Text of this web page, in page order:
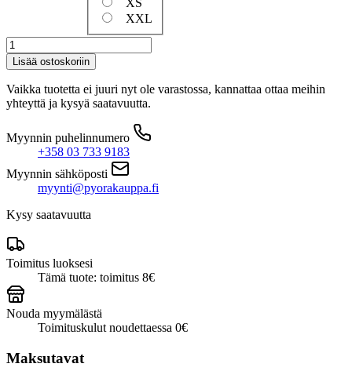
XS
XXL
Specialized
Men's
Wordmark
Short
Sleeve
T-
birch
määrä
Lisää ostoskoriin
Vaikka tuotetta ei juuri nyt ole varastossa, kannattaa ottaa meihin
yhteyttä ja kysyä saatavuutta.
Myynnin puhelinnumero
+358 03 733 9183
Myynnin sähköposti
myynti@pyorakauppa.fi
Kysy saatavuutta
Toimitus luoksesi
Tämä tuote: toimitus 8€
Nouda myymälästä
Toimituskulut noudettaessa 0€
Maksutavat